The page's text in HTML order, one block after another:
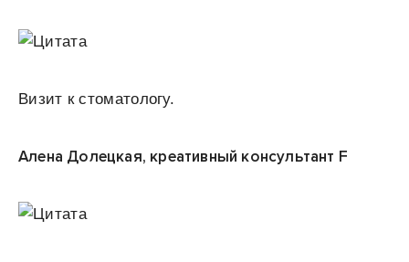
Визит к стоматологу.
Алена Долецкая, креативный консультант F